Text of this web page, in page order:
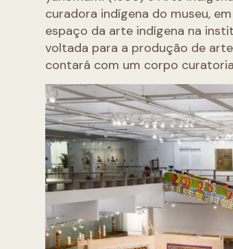
curadora indígena do museu,
espaço da arte indígena na
voltada para a produção de
contará com um corpo